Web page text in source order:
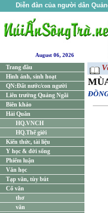
Diễn đàn của người dân
August 06, 2026
Trang đầu
Hình ảnh, sinh hoạt
QN:Đất nước/con người
Liên trường Quảng Ngãi
Biên khảo
Hải Quân
HQ.VNCH
HQ.Thế giới
Kiến thức, tài liệu
Y học & đời sống
Phiếm luận
Văn học
Tạp văn, tùy bút
Cổ văn
thơ
văn